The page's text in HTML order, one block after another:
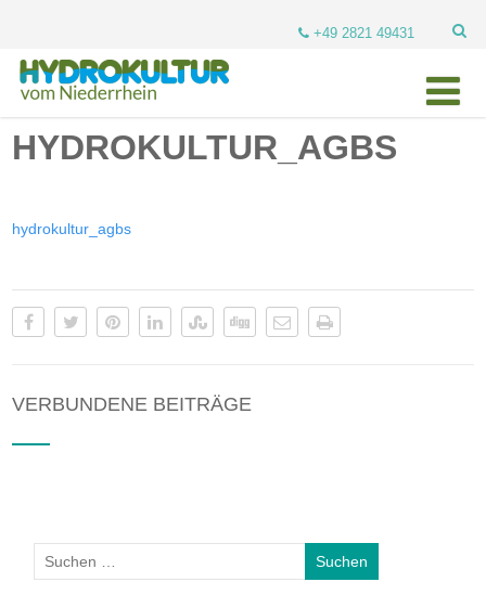
+49 2821 49431
HYDROKULTUR_AGBS
hydrokultur_agbs
VERBUNDENE BEITRÄGE